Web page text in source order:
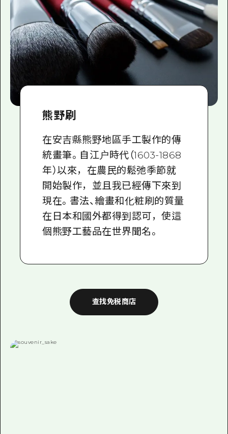
熊野刷
在安吉縣熊野地區手工製作的傳
統畫筆。自江户時代（1603-1868
年）以來，在農民的鬆弛季節就
開始製作，並且我已經傳下來到
現在。書法、繪畫和化粧刷的質量
在日本和國外都得到認可，使這
個熊野工藝品在世界聞名。
查找免税商店